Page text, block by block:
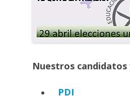
Nuestros candidatos
PDI